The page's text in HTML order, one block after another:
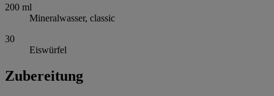
200 ml
Mineralwasser, classic
30
Eiswürfel
Zubereitung